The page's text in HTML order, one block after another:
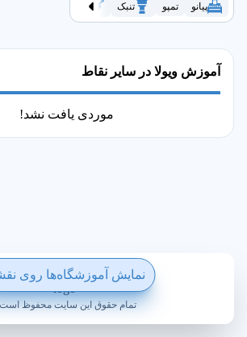
آموزش ویولا در سایر نقاط
موردی یافت نشد!
پیانو تمپو تنبک گیتار
نمایش آموزشگاه‌ها روی
ساخته شده با ❤️ در ویکی پلاس
تمام حقوق این سایت محفوظ